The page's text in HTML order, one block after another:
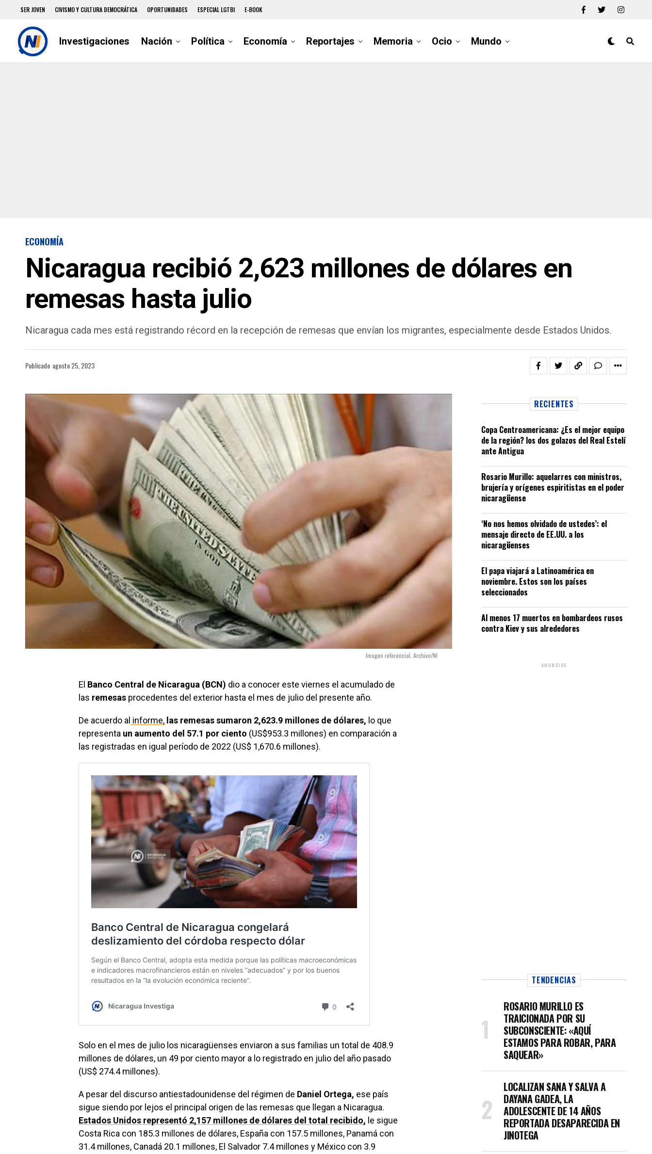
SER JOVEN CIVISMO Y CULTURA DEMOCRÁTICA OPORTUNIDADES ESPECIAL LGTBI E-BOOK
Investigaciones Nación Política Economía Reportajes Memoria Ocio Mundo
ECONOMÍA
Nicaragua recibió 2,623 millones de dólares en
remesas hasta julio
Nicaragua cada mes está registrando récord en la recepción de remesas que envían los migrantes, especialmente desde Estados Unidos.
Publicado agosto 25, 2023
Imagen referencial. Archivo/NI
El Banco Central de Nicaragua (BCN) dio a conocer este viernes el acumulado de
las remesas procedentes del exterior hasta el mes de julio del presente año.
De acuerdo al informe, las remesas sumaron 2,623.9 millones de dólares, lo que
representa un aumento del 57.1 por ciento (US$953.3 millones) en comparación a
las registradas en igual período de 2022 (US$ 1,670.6 millones).
Solo en el mes de julio los nicaragüenses enviaron a sus familias un total de 408.9
millones de dólares, un 49 por ciento mayor a lo registrado en julio del año pasado
(US$ 274.4 millones).
A pesar del discurso antiestadounidense del régimen de Daniel Ortega, ese país
sigue siendo por lejos el principal origen de las remesas que llegan a Nicaragua.
Estados Unidos representó 2,157 millones de dólares del total recibido, le sigue
Costa Rica con 185.3 millones de dólares, España con 157.5 millones, Panamá con
31.4 millones, Canadá 20.1 millones, El Salvador 7.4 millones y México con 3.9
RECIENTES
Copa Centroamericana: ¿Es el mejor equipo
de la región? los dos golazos del Real Estelí
ante Antigua
Rosario Murillo: aquelarres con ministros,
brujería y orígenes espiritistas en el poder
nicaragüense
‘No nos hemos olvidado de ustedes’: el
mensaje directo de EE.UU. a los
nicaragüenses
El papa viajará a Latinoamérica en
noviembre. Estos son los países
seleccionados
Al menos 17 muertos en bombardeos rusos
contra Kiev y sus alrededores
ANUNCIOS
TENDENCIAS
ROSARIO MURILLO ES
TRAICIONADA POR SU
SUBCONSCIENTE: «AQUÍ
ESTAMOS PARA ROBAR, PARA
SAQUEAR»
LOCALIZAN SANA Y SALVA A
DAYANA GADEA, LA
ADOLESCENTE DE 14 AÑOS
REPORTADA DESAPARECIDA EN
JINOTEGA